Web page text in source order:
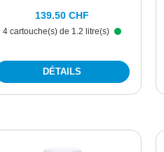
4 cartouche(s) de 1.2 litre(s)
139.50 CHF
DÉTAILS